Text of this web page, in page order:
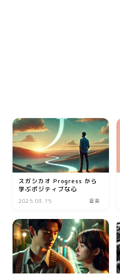
ゲーム
書籍・本
学び・資格
資格取得
専門学校・スクール
幼児教育
習い事
家庭教師・塾
スガシカオ Progress から
学ぶポジティブな心
2025.03.15 音楽